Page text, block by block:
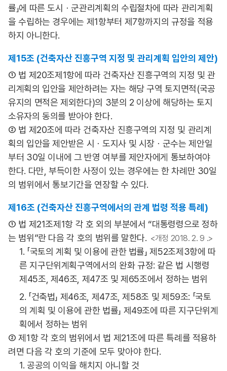
률」에 따른 도시ㆍ군관리계획의 수립절차에 따라 관리계획
을 수립하는 경우에는 제1항부터 제7항까지의 규정을 적용
하지 아니한다.
제15조 (건축자산 진흥구역 지정 및 관리계획 입안의 제안)
① 법 제20조제1항에 따라 건축자산 진흥구역의 지정 및 관
리계획의 입안을 제안하려는 자는 해당 구역 토지면적(국공
유지의 면적은 제외한다)의 3분의 2 이상에 해당하는 토지
소유자의 동의를 받아야 한다.
② 법 제20조에 따라 건축자산 진흥구역의 지정 및 관리계
획의 입안을 제안받은 시ㆍ도지사 및 시장ㆍ군수는 제안일
부터 30일 이내에 그 반영 여부를 제안자에게 통보하여야
한다. 다만, 부득이한 사정이 있는 경우에는 한 차례만 30일
의 범위에서 통보기간을 연장할 수 있다.
제16조 (건축자산 진흥구역에서의 관계 법령 적용 특례)
① 법 제21조제1항 각 호 외의 부분에서 “대통령령으로 정하
는 범위”란 다음 각 호의 범위를 말한다. <개정 2018. 2. 9 .>
1. 「국토의 계획 및 이용에 관한 법률」 제52조제3항에 따
른 지구단위계획구역에서의 완화 규정: 같은 법 시행령
제45조, 제46조, 제47조 및 제65조에서 정하는 범위
2. 「건축법」 제46조, 제47조, 제58조 및 제59조: 「국토
의 계획 및 이용에 관한 법률」 제49조에 따른 지구단위계
획에서 정하는 범위
② 제1항 각 호의 범위에서 법 제21조에 따른 특례를 적용하
려면 다음 각 호의 기준에 모두 맞아야 한다.
1. 공공의 이익을 해치지 아니할 것